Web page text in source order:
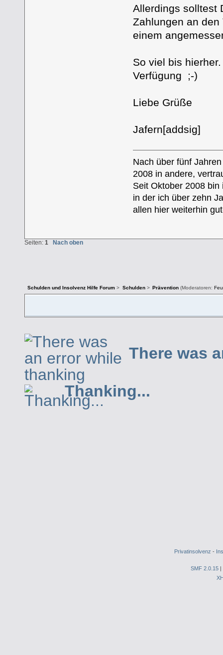
Allerdings solltest
Zahlungen an
einem
So viel bis
Verfügung ;-)
Liebe Grüße
Jafern[addsig]
Nach über fünf
2008 in andere,
Seit Oktober 2008
in der ich über zehn
allen hier weiterhin
Seiten: 1 Nach oben
Schulden und Insolvenz Hilfe Forum > Schulden> Prävention(Moderatoren:
There was
Thanking...
Privatinsolvenz -
SMF 2.0.15 |